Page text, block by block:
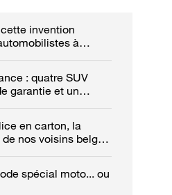
invention
à
: quatre SUV
garantie et un
en carton, la
nos voisins belges
spécial moto... ou